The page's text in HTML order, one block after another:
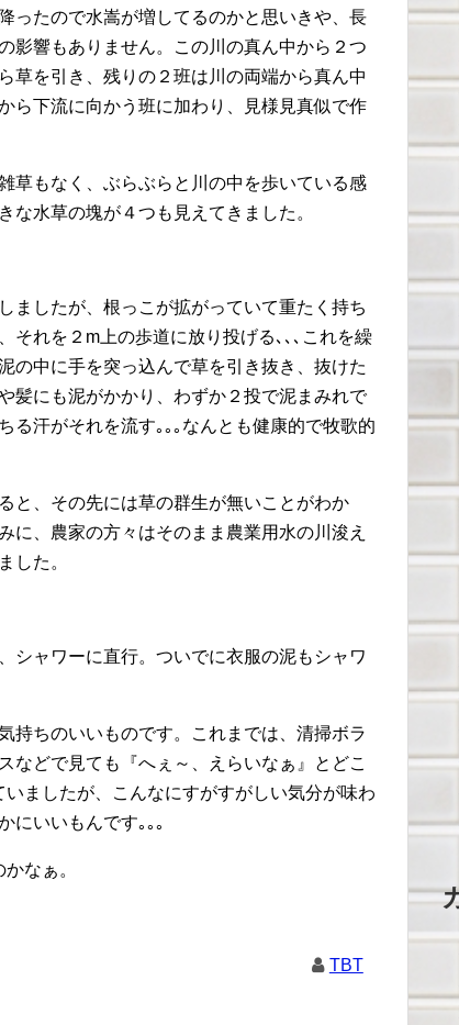
ったので水嵩が増してるのかと思いきや、長
影響もありません。この川の真ん中から２つ
草を引き、残りの２班は川の両端から真ん中
ら下流に向かう班に加わり、見様見真似で作
草もなく、ぶらぶらと川の中を歩いている感
な水草の塊が４つも見えてきました。
ましたが、根っこが拡がっていて重たく持ち
それを２m上の歩道に放り投げる､､､これを繰
の中に手を突っ込んで草を引き抜き、抜けた
髪にも泥がかかり、わずか２投で泥まみれで
る汗がそれを流す｡｡｡なんとも健康的で牧歌的
と、その先には草の群生が無いことがわか
に、農家の方々はそのまま農業用水の川浚え
した。
シャワーに直行。ついでに衣服の泥もシャワ
持ちのいいものです。これまでは、清掃ボラ
などで見ても『へぇ～、えらいなぁ』とどこ
ましたが、こんなにすがすがしい気分が味わ
にいいもんです｡｡｡
なぁ。
TBT